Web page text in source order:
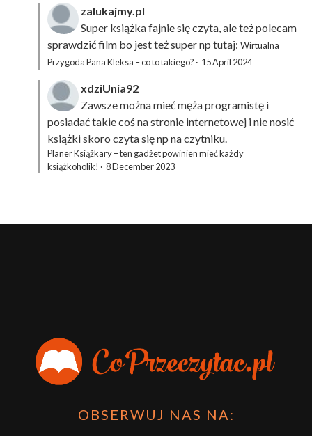
zalukajmy.pl
Super książka fajnie się czyta, ale też polecam
sprawdzić film bo jest też super np tutaj: Wirtualna
Przygoda Pana Kleksa – co to takiego? · 15 April 2024
xdziUnia92
Zawsze można mieć męża programistę i
posiadać takie coś na stronie internetowej i nie nosić
książki skoro czyta się np na czytniku.
Planer Książkary – ten gadżet powinien mieć każdy
książkoholik! · 8 December 2023
OBSERWUJ NAS NA: